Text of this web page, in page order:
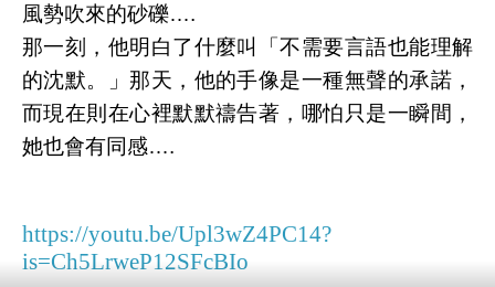
風勢吹來的砂礫….
那一刻，他明白了什麼叫「不需要言語也能理解
的沈默。」那天，他的手像是一種無聲的承諾，
而現在則在心裡默默禱告著，哪怕只是一瞬間，
她也會有同感….
https://youtu.be/Upl3wZ4PC14?
is=Ch5LrweP12SFcBIo